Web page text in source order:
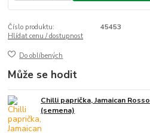
Číslo produktu:
45453
Hlídat cenu / dostupnost
Do oblíbených
Může se hodit
Chilli paprička, Jamaican Rosso
(semena)